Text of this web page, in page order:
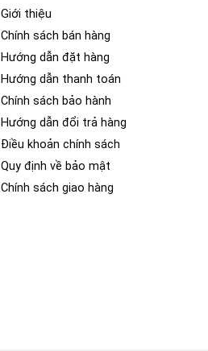
Giới thiệu
Chính sách bán hàng
Hướng dẫn đặt hàng
Hướng dẫn thanh toán
Chính sách bảo hành
Hướng dẫn đổi trả hàng
Điều khoản chính sách
Quy định về bảo mật
Chính sách giao hàng